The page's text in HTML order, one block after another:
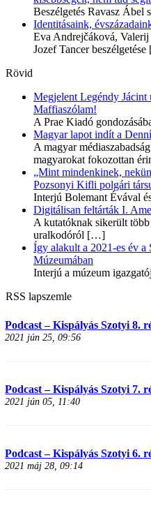
Beszélgetés Ravasz Ábel
Identitásaink,
Eva Andrejčáková,
Jozef Tancer beszélgetése
Rövid
Megjelent Legéndy Jácint
Maffiaszólam!
A Prae Kiadó
Magyar lapot indít a
A magyar
magyarokat fokozottan
„Mint mindenkinek,
Pozsonyi Kifli polgári
Interjú Bolemant Évával
Digitálisan feltárták I.
A kutatóknak sikerült
uralkodóról […]
Így alakult a 2021-es év
Múzeumában
Interjú a múzeum
RSS lapszemle
Podcast – Kispályás Szotyi 8.
2021 jún 25, 09:56
Podcast – Kispályás Szotyi 7.
2021 jún 05, 11:40
Podcast – Kispályás Szotyi 6.
2021 máj 28, 09:14